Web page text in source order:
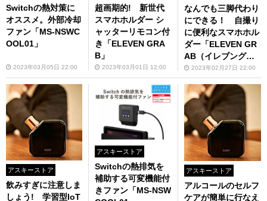
Switchの熱対策に
オススメ。外部冷却
ファン「MS-NSWC
OOL01」
2023年03月05日 22:00
超画期的! 新世代
スマホホルダー シ
ャッターリモコン付
き「ELEVEN GRA
B」
2023年03月01日 12:00
なんでも三脚代わり
にできる！ 自撮り
に便利なスマホホル
ダー「ELEVEN GR
AB（イレブングラ
ブ）」
2023年02月27日 22:00
アスキーストア
飲みすぎに注意しま
しょう! 学習型IoT
アスキーストア
Switchの熱排気を
補助する可変機能付
きファン「MS-NSW
アスキーストア
アルコールのセルフ
ケアが簡単に行なえ